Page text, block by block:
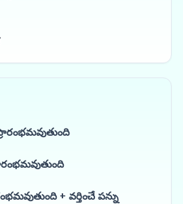
+ వర్తించే పన్ను